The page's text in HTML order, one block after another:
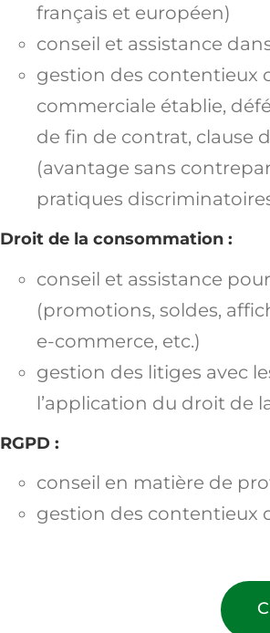
français et européen)
conseil et assistance
gestion des contentieux
commerciale établie,
de fin de contrat, clause
(avantage sans
pratiques
Droit de la consommation:
conseil et assistance
(promotions, soldes,
e-commerce, etc.)
gestion des litiges avec
l’application du droit de
RGPD :
conseil en matière de
gestion des contentieux